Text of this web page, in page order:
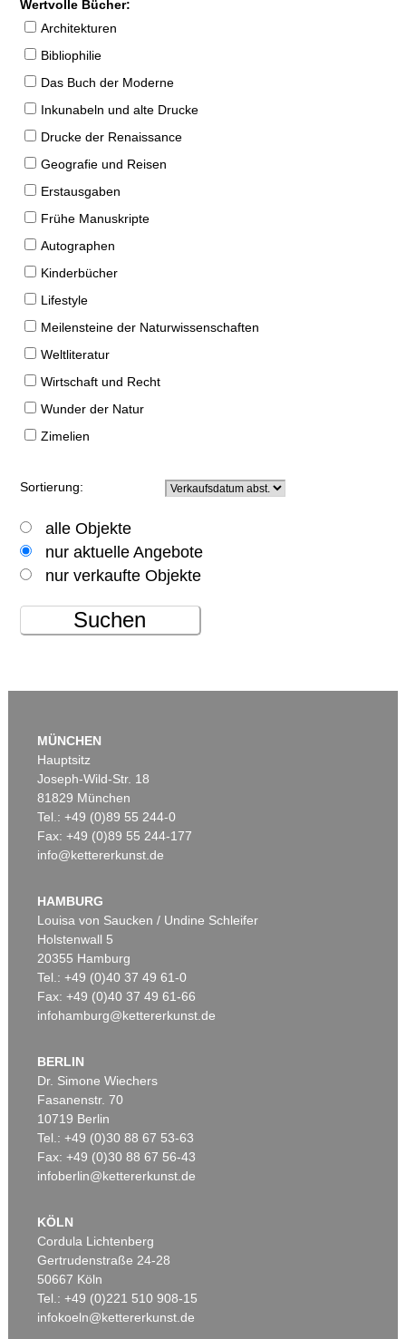
Wertvolle Bücher:
Architekturen
Bibliophilie
Das Buch der Moderne
Inkunabeln und alte Drucke
Drucke der Renaissance
Geografie und Reisen
Erstausgaben
Frühe Manuskripte
Autographen
Kinderbücher
Lifestyle
Meilensteine der Naturwissenschaften
Weltliteratur
Wirtschaft und Recht
Wunder der Natur
Zimelien
Sortierung:
alle Objekte
nur aktuelle Angebote
nur verkaufte Objekte
Suchen
MÜNCHEN
Hauptsitz
Joseph-Wild-Str. 18
81829 München
Tel.: +49 (0)89 55 244-0
Fax: +49 (0)89 55 244-177
info@kettererkunst.de
HAMBURG
Louisa von Saucken / Undine Schleifer
Holstenwall 5
20355 Hamburg
Tel.: +49 (0)40 37 49 61-0
Fax: +49 (0)40 37 49 61-66
infohamburg@kettererkunst.de
BERLIN
Dr. Simone Wiechers
Fasanenstr. 70
10719 Berlin
Tel.: +49 (0)30 88 67 53-63
Fax: +49 (0)30 88 67 56-43
infoberlin@kettererkunst.de
KÖLN
Cordula Lichtenberg
Gertrudenstraße 24-28
50667 Köln
Tel.: +49 (0)221 510 908-15
infokoeln@kettererkunst.de